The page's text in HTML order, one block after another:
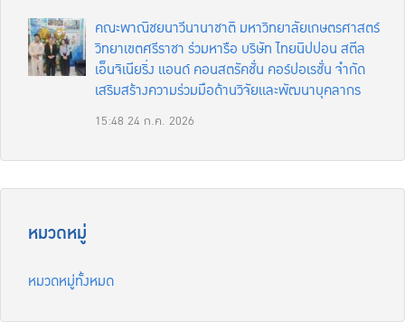
คณะพาณิชยนาวีนานาชาติ มหาวิทยาลัยเกษตรศาสตร์
วิทยาเขตศรีราชา ร่วมหารือ บริษัท ไทยนิปปอน สตีล
เอ็นจิเนียริ่ง แอนด์ คอนสตรัคชั่น คอร์ปอเรชั่น จำกัด
เสริมสร้างความร่วมมือด้านวิจัยและพัฒนาบุคลากร
15:48 24 ก.ค. 2026
หมวดหมู่
หมวดหมู่ทั้งหมด